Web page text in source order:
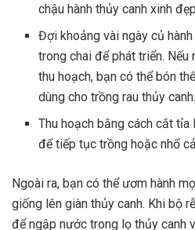
chậu hành thủy canh xinh
Đợi khoảng vài ngày củ
trong chai để phát triển. Nếu
thu hoạch, bạn có thể bón
dùng cho trồng rau thủy canh.
Thu hoạch bằng cách cắt
để tiếp tục trồng hoặc nhổ
Ngoài ra, bạn có thể ươm hành
giống lên giàn thủy canh. Khi bộ
để ngập nước trong lọ thủy canh